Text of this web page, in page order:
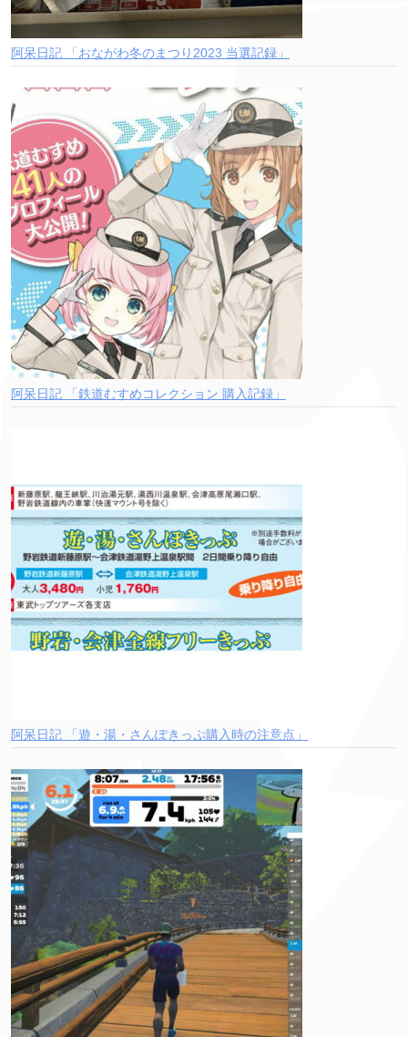
阿呆日記 「おながわ冬のまつり2023 当選記録」
阿呆日記 「鉄道むすめコレクション 購入記録」
阿呆日記 「遊・湯・さんぽきっぷ購入時の注意点」